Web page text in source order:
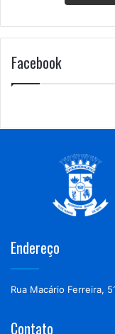
Facebook
Endereço
Rua Macário Ferreira,
Contato